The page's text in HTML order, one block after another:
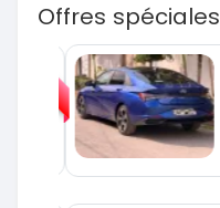
Offres spéciales